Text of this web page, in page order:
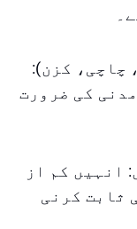
چاچی، کزن):
درہم کی آمدنی کی ضرورت
انہیں کم از
ثابت کرنی